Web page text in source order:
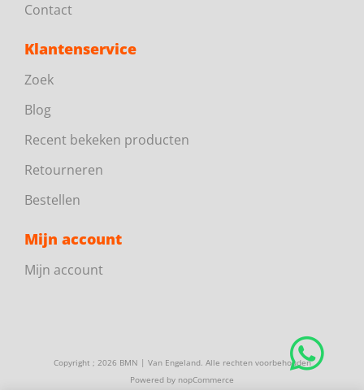
Contact
Klantenservice
Zoek
Blog
Recent bekeken producten
Retourneren
Bestellen
Mijn account
Mijn account
Copyright ; 2026 BMN | Van Engeland. Alle rechten voorbehouden
Powered by nopCommerce